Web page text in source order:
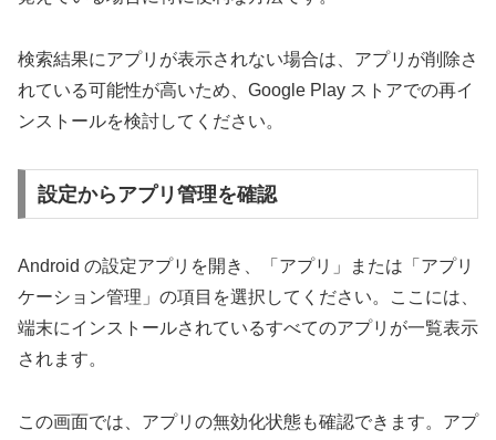
検索結果にアプリが表示されない場合は、アプリが削除さ
れている可能性が高いため、Google Play ストアでの再イ
ンストールを検討してください。
設定からアプリ管理を確認
Android の設定アプリを開き、「アプリ」または「アプリ
ケーション管理」の項目を選択してください。ここには、
端末にインストールされているすべてのアプリが一覧表示
されます。
この画面では、アプリの無効化状態も確認できます。アプ